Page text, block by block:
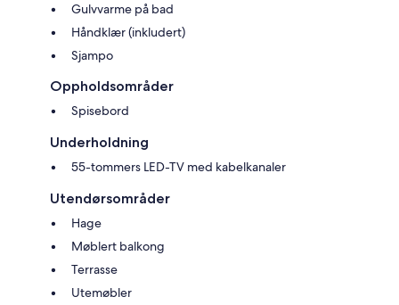
Gulvvarme på bad
Håndklær (inkludert)
Sjampo
Oppholdsområder
Spisebord
Underholdning
55-tommers LED-TV med kabelkanaler
Utendørsområder
Hage
Møblert balkong
Terrasse
Utemøbler